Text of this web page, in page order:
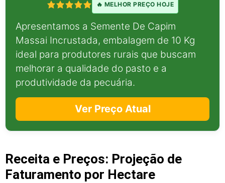
🔥 MELHOR PREÇO HOJE
Apresentamos a Semente De Capim
Massai Incrustada, embalagem de 10 Kg
ideal para produtores rurais que buscam
melhorar a qualidade do pasto e a
produtividade da pecuária.
Ver Preço Atual
Receita e Preços: Projeção de
Faturamento por Hectare